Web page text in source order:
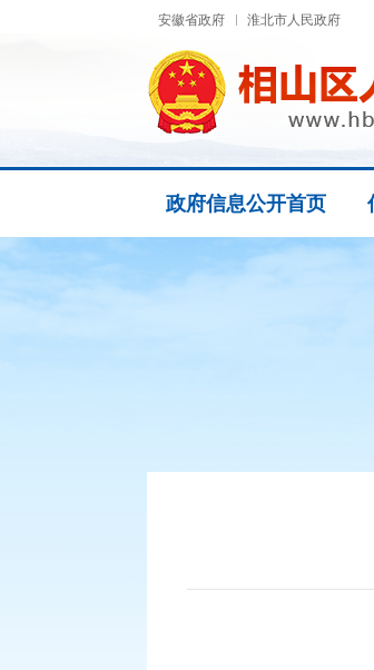
安徽省政府 淮北市人民政府
政府信息公开首页